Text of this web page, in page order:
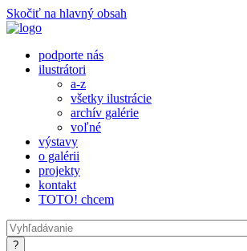
Skočiť na hlavný obsah
podporte nás
ilustrátori
a-z
všetky ilustrácie
archív galérie
voľné
výstavy
o galérii
projekty
kontakt
TOTO! chcem